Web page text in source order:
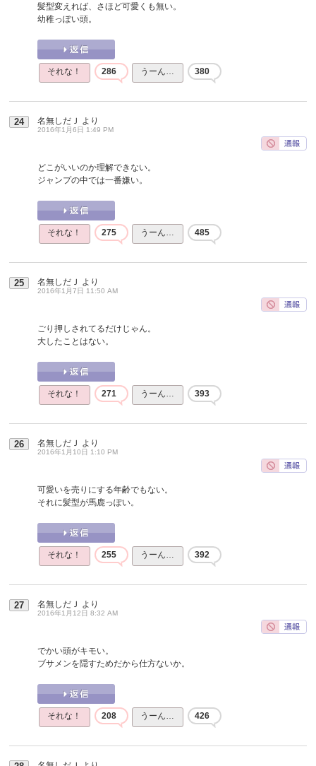
髪型変えれば、さほど可愛くも無い。
幼稚っぽい頭。
それな！ 286 うーん… 380
24 名無しだＪ より
2016年1月6日 1:49 PM
どこがいいのか理解できない。
ジャンプの中では一番嫌い。
それな！ 275 うーん… 485
25 名無しだＪ より
2016年1月7日 11:50 AM
ごり押しされてるだけじゃん。
大したことはない。
それな！ 271 うーん… 393
26 名無しだＪ より
2016年1月10日 1:10 PM
可愛いを売りにする年齢でもない。
それに髪型が馬鹿っぽい。
それな！ 255 うーん… 392
27 名無しだＪ より
2016年1月12日 8:32 AM
でかい頭がキモい。
ブサメンを隠すためだから仕方ないか。
それな！ 208 うーん… 426